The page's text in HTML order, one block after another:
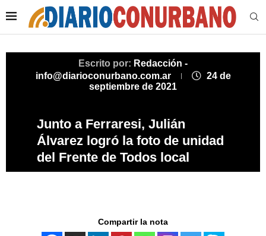
Escrito por: Redacción -
info@diarioconurbano.com.ar
24 de
septiembre de 2021
Junto a Ferraresi, Julián
Álvarez logró la foto de unidad
del Frente de Todos local
Compartir la nota